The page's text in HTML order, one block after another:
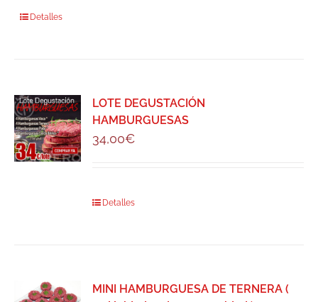
Detalles
LOTE DEGUSTACIÓN
HAMBURGUESAS
34,00€
Detalles
MINI HAMBURGUESA DE TERNERA (